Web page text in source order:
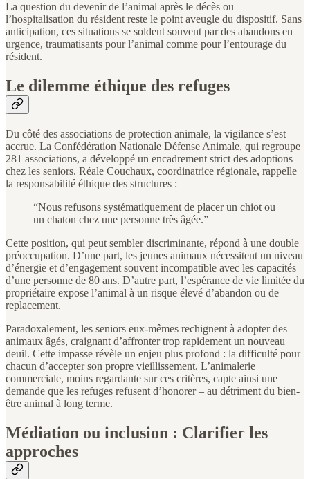
La question du devenir de l’animal après le décès ou
l’hospitalisation du résident reste le point aveugle du dispositif. Sans
anticipation, ces situations se soldent souvent par des abandons en
urgence, traumatisants pour l’animal comme pour l’entourage du
résident.
Le dilemme éthique des refuges
Du côté des associations de protection animale, la vigilance s’est
accrue. La Confédération Nationale Défense Animale, qui regroupe
281 associations, a développé un encadrement strict des adoptions
chez les seniors. Réale Couchaux, coordinatrice régionale, rappelle
la responsabilité éthique des structures :
“Nous refusons systématiquement de placer un chiot ou
un chaton chez une personne très âgée.”
Cette position, qui peut sembler discriminante, répond à une double
préoccupation. D’une part, les jeunes animaux nécessitent un niveau
d’énergie et d’engagement souvent incompatible avec les capacités
d’une personne de 80 ans. D’autre part, l’espérance de vie limitée du
propriétaire expose l’animal à un risque élevé d’abandon ou de
replacement.
Paradoxalement, les seniors eux-mêmes rechignent à adopter des
animaux âgés, craignant d’affronter trop rapidement un nouveau
deuil. Cette impasse révèle un enjeu plus profond : la difficulté pour
chacun d’accepter son propre vieillissement. L’animalerie
commerciale, moins regardante sur ces critères, capte ainsi une
demande que les refuges refusent d’honorer – au détriment du bien-
être animal à long terme.
Médiation ou inclusion : Clarifier les
approches